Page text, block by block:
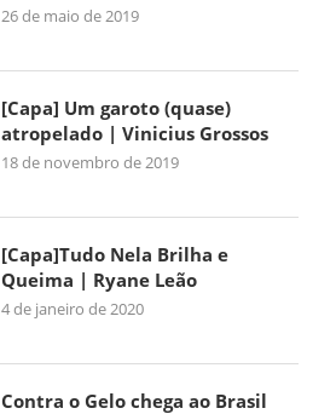
26 de maio de 2019
[Capa] Um garoto (quase)
atropelado | Vinicius Grossos
18 de novembro de 2019
[Capa]Tudo Nela Brilha e
Queima | Ryane Leão
4 de janeiro de 2020
Contra o Gelo chega ao Brasil